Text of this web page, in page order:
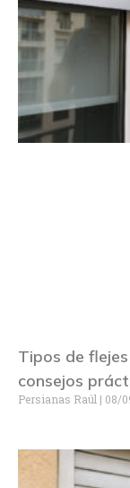
Tipos de
consejos
Persianas Raúl 08/